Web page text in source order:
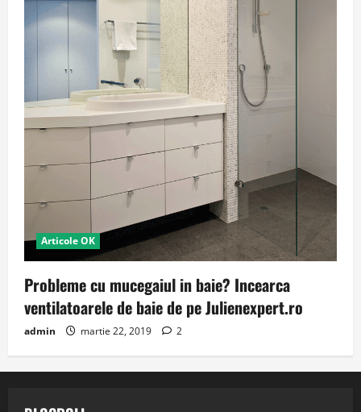
Articole OK
Probleme cu mucegaiul in baie? Incearca
ventilatoarele de baie de pe Julienexpert.ro
admin martie 22, 2019 2